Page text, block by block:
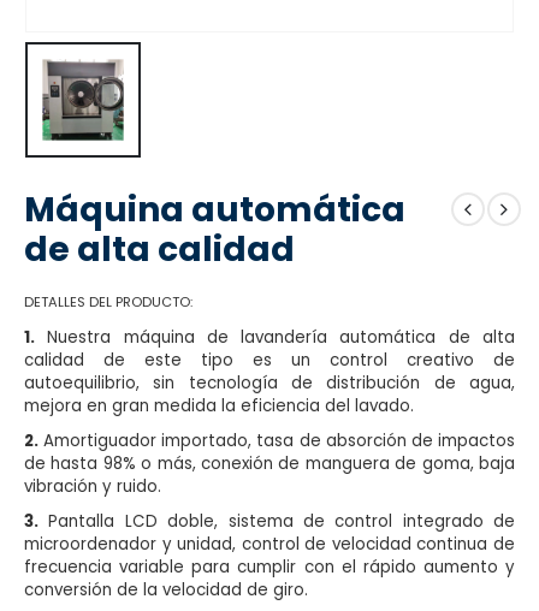
Máquina automática
de alta calidad
DETALLES DEL PRODUCTO:
1. Nuestra máquina de lavandería automática de alta
calidad de este tipo es un control creativo de
autoequilibrio, sin tecnología de distribución de agua,
mejora en gran medida la eficiencia del lavado.
2. Amortiguador importado, tasa de absorción de impactos
de hasta 98% o más, conexión de manguera de goma, baja
vibración y ruido.
3. Pantalla LCD doble, sistema de control integrado de
microordenador y unidad, control de velocidad continua de
frecuencia variable para cumplir con el rápido aumento y
conversión de la velocidad de giro.